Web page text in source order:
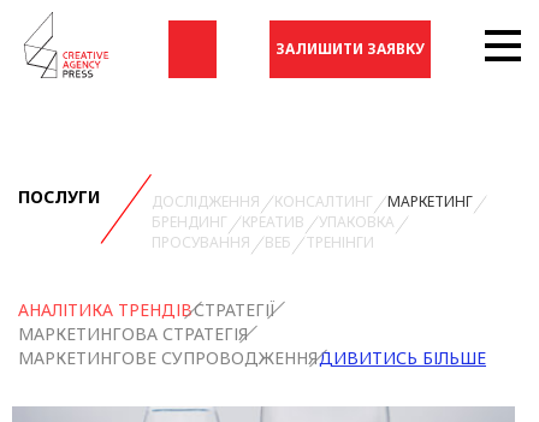
ЗАЛИШИТИ ЗАЯВКУ
ПОСЛУГИ ДОСЛІДЖЕННЯ КОНСАЛТИНГ
МАРКЕТИНГ
БРЕНДИНГ
КРЕАТИВ
УПАКОВКА
ПРОСУВАННЯ
ВЕБ ТРЕНІНГИ
АНАЛІТИКА ТРЕНДІВСТРАТЕГІЇ
МАРКЕТИНГОВА СТРАТЕГІЯ
МАРКЕТИНГОВЕ СУПРОВОДЖЕННЯДИВИТИСЬ БІЛЬШЕ